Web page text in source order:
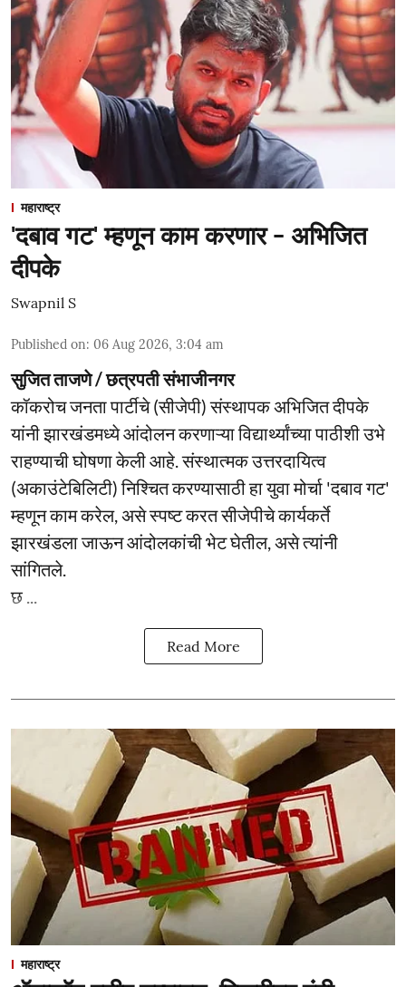
महाराष्ट्र
'दबाव गट' म्हणून काम करणार - अभिजित
दीपके
Swapnil S
Published on: 06 Aug 2026, 3:04 am
सुजित ताजणे / छत्रपती संभाजीनगर
कॉकरोच जनता पार्टीचे (सीजेपी) संस्थापक अभिजित दीपके
यांनी झारखंडमध्ये आंदोलन करणाऱ्या विद्यार्थ्यांच्या पाठीशी उभे
राहण्याची घोषणा केली आहे. संस्थात्मक उत्तरदायित्व
(अकाउंटेबिलिटी) निश्चित करण्यासाठी हा युवा मोर्चा 'दबाव गट'
म्हणून काम करेल, असे स्पष्ट करत सीजेपीचे कार्यकर्ते
झारखंडला जाऊन आंदोलकांची भेट घेतील, असे त्यांनी
सांगितले.
छ ...
Read More
महाराष्ट्र